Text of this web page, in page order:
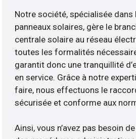
Notre société, spécialisée dans
panneaux solaires, gère le
centrale solaire au réseau
toutes les formalités
garantit donc une tranquillité
en service. Grâce à notre
faire, nous effectuons le
sécurisée et conforme aux
Ainsi, vous n’avez pas besoin